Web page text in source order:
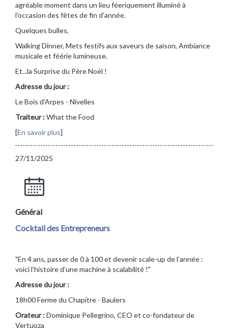
agréable moment dans un lieu féeriquement illuminé à
l'occasion des fêtes de fin d'année.
Quelques bulles,
Walking Dinner, Mets festifs aux saveurs de saison, Ambiance
musicale et féérie lumineuse.
Et...la Surprise du Père Noël !
Adresse du jour :
Le Bois d'Arpes - Nivelles
Traiteur :What the Food
[En savoir plus]
27/11/2025
Général
Cocktail des Entrepreneurs
"En 4 ans, passer de 0 à 100 et devenir scale-up de l’année :
voici l’histoire d’une machine à scalabilité !"
Adresse du jour :
18h00 Ferme du Chapitre - Baulers
Orateur :Dominique Pellegrino, CEO et co-fondateur de
Vertuoza